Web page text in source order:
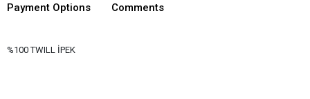
Payment Options Comments
%100 TWILL İPEK